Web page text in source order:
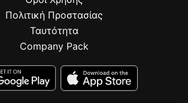
Πολιτική Προστασίας
Ταυτότητα
Company Pack